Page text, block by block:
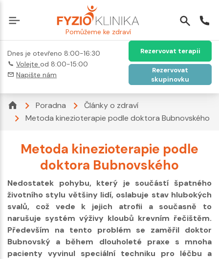
Pomůžeme ke zdraví
Dnes je otevřeno 8:00-16:30
Volejte od 8:00-15:00
Napište nám
Rezervovat terapii
Rezervovat
skupinovku
Poradna
Články o zdraví
Metoda kinezioterapie podle doktora Bubnovského
Metoda kinezioterapie podle
doktora Bubnovského
Nedostatek pohybu, který je součástí špatného
životního stylu většiny lidí, oslabuje stav hlubokých
svalů, což vede k jejich atrofii a současně to
narušuje systém výživy kloubů krevním řečištěm.
Především na tento problém se zaměřil doktor
Bubnovský a během dlouholeté praxe s mnoha
pacienty vyvinul speciální techniku pro léčbu a